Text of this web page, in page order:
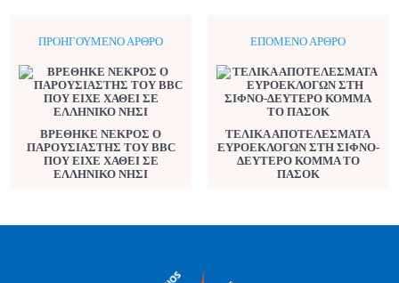
ΠΡΟΗΓΟΎΜΕΝΟ ΆΡΘΡΟ
ΒΡΕΘΗΚΕ ΝΕΚΡΟΣ Ο
ΠΑΡΟΥΣΙΑΣΤΗΣ ΤΟΥ BBC
ΠΟΥ ΕΙΧΕ ΧΑΘΕΙ ΣΕ
ΕΛΛΗΝΙΚΟ ΝΗΣΙ
ΕΠΌΜΕΝΟ ΆΡΘΡΟ
ΤΕΛΙΚΑ ΑΠΟΤΕΛΕΣΜΑΤΑ
ΕΥΡΟΕΚΛΟΓΩΝ ΣΤΗ ΣΙΦΝΟ-
ΔΕΥΤΕΡΟ ΚΟΜΜΑ ΤΟ
ΠΑΣΟΚ